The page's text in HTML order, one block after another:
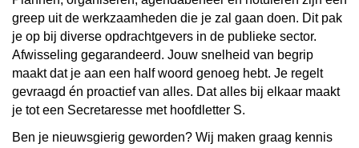
greep uit de werkzaamheden die je zal gaan doen. Dit pak
je op bij diverse opdrachtgevers in de publieke sector.
Afwisseling gegarandeerd. Jouw snelheid van begrip
maakt dat je aan een half woord genoeg hebt. Je regelt
gevraagd én proactief van alles. Dat alles bij elkaar maakt
je tot een Secretaresse met hoofdletter S.
Ben je nieuwsgierig geworden? Wij maken graag kennis